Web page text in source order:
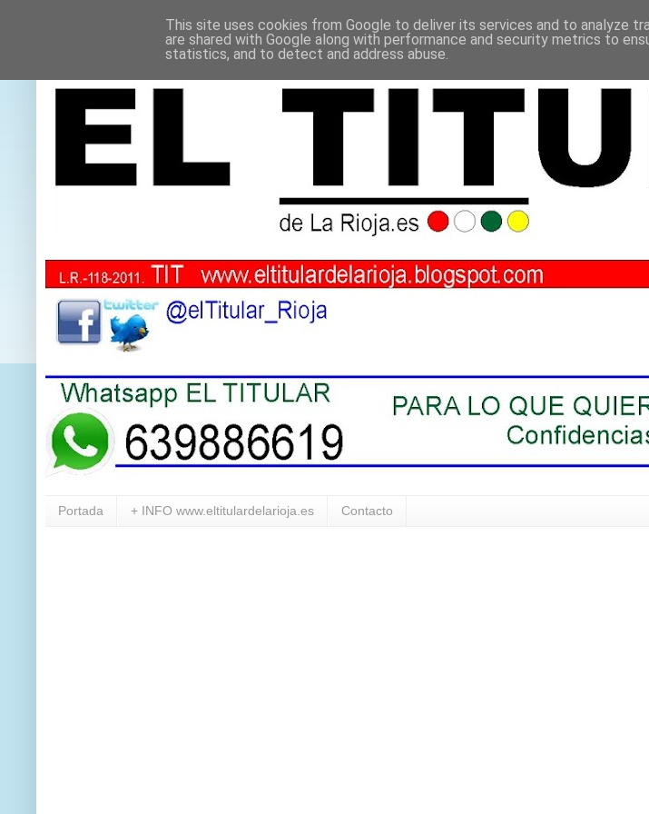
Portada + INFO www.eltitulardelarioja.es Contacto
This site uses cookies from Google to deliver its services and to analyze
are shared with Google along with performance and security metrics to
statistics, and to detect and address abuse.